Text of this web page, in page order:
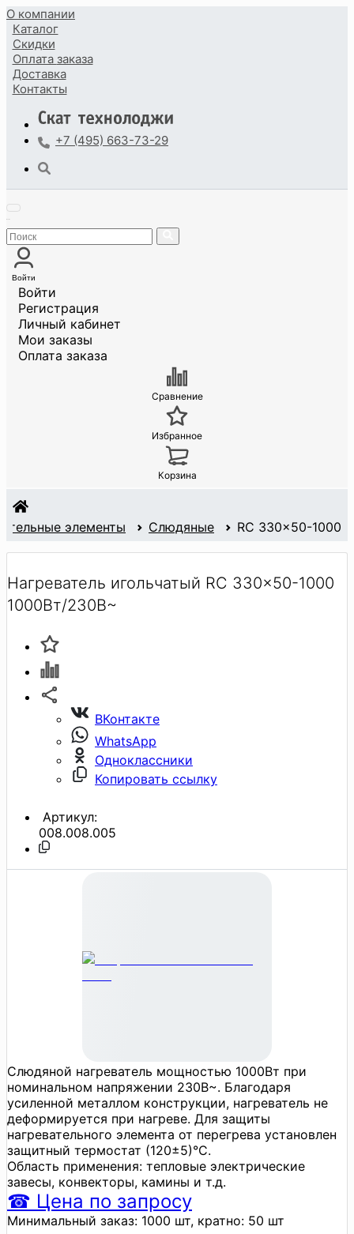
О компании
Каталог
Скидки
Оплата заказа
Доставка
Контакты
+7 (495) 663-73-29
Войти
Войти
Регистрация
Личный кабинет
Мои заказы
Оплата заказа
Сравнение
Избранное
Корзина
элементы Слюдяные RC 330x50-1000
Нагреватель игольчатый RC 330x50-1000
1000Вт/230В~
ВКонтакте
WhatsApp
Одноклассники
Копировать ссылку
Артикул:
008.008.005
Слюдяной нагреватель мощностью 1000Вт при
номинальном напряжении 230В~. Благодаря
усиленной металлом конструкции, нагреватель не
деформируется при нагреве. Для защиты
нагревательного элемента от перегрева установлен
защитный термостат (120±5)°C.
Область применения: тепловые электрические
завесы, конвекторы, камины и т.д.
☎ Цена по запросу
Минимальный заказ: 1000 шт, кратно: 50 шт